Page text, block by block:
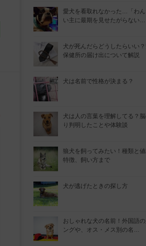
愛犬を看取れなかった…「わん
い主に最期を見せたがらない…
犬が死んだらどうしたらいい
保健所の届け出について解説
犬は名前で性格が決まる？
犬は人の言葉を理解してる？
り判明したことや体験談
狼犬を飼ってみたい！種類と
特徴、飼い方まで
犬が逃げたときの探し方
おしゃれな犬の名前！外国語
ングや、オス・メス別の名…